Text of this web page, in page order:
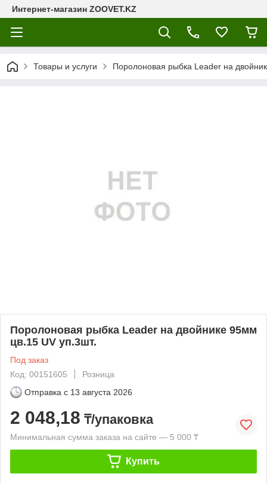
Интернет-магазин ZOOVET.KZ
Товары и услуги Поролоновая рыбка Leader на
Поролоновая рыбка Leader на двойнике 95мм
цв.15 UV уп.3шт.
Под заказ
Код: 00151605
Розница
Отправка с 13 августа 2026
2 048,18 ₸/упаковка
Минимальная сумма заказа на сайте — 5 000 ₸
Купить